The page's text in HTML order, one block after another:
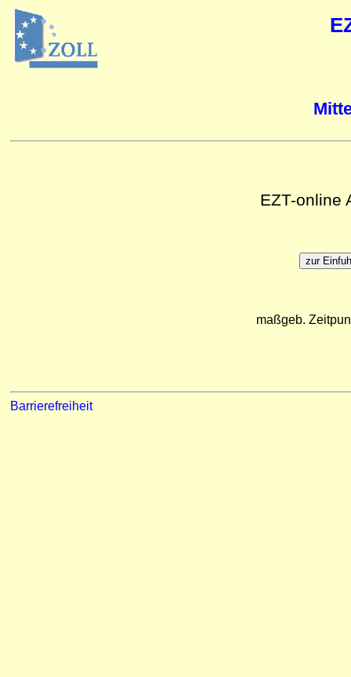
EZT-online
maßgeb.
Barrierefreiheit